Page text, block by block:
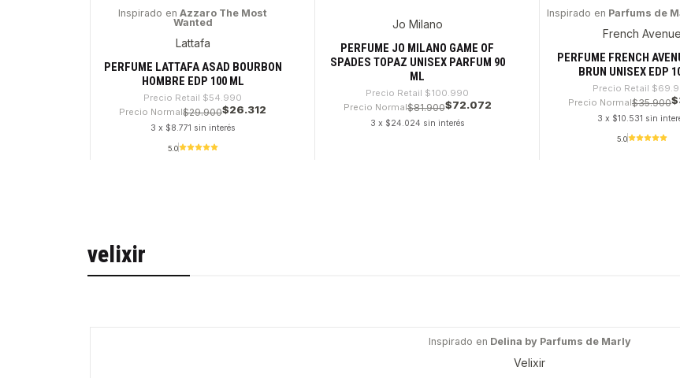
Cantidad Cantidad
Inspirado en Azzaro The Most
Wanted
Lattafa
PERFUME LATTAFA ASAD BOURBON
HOMBRE EDP 100 ML
Precio Retail $54.990
Precio Normal$29.900$26.312
3 x $8.771 sin interés
5.0
Jo Milano
PERFUME JO MILANO GAME OF
SPADES TOPAZ UNISEX PARFUM 90
ML
Precio Retail $100.990
Precio Normal$81.900$72.072
3 x $24.024 sin interés
Inspirado en Parfums de
French Avenue
PERFUME FRENCH
BRUN UNISEX EDP
Precio Retail
Precio Normal$35.900
3 x $10.531 sin
5.0
velixir
Inspirado en Delina by Parfums de Marly
Velixir